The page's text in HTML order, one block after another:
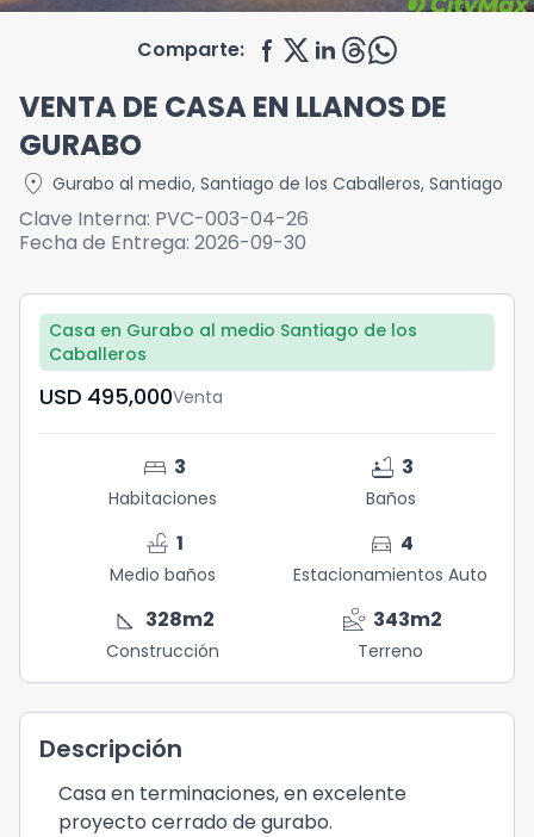
Comparte:
VENTA DE CASA EN LLANOS DE
GURABO
location_on Gurabo al medio, Santiago de los Caballeros, Santiago
Clave Interna: PVC-003-04-26
Fecha de Entrega: 2026-09-30
Casa en Gurabo al medio Santiago de los
Caballeros
USD	495,000Venta
bed 3
Habitaciones
bathtub 3
Baños
faucet 1
Medio baños
directions_car 4
Estacionamientos Auto
square_foot 328m2
Construcción
landslide 343m2
Terreno
Descripción
Casa en terminaciones, en excelente
proyecto cerrado de gurabo.